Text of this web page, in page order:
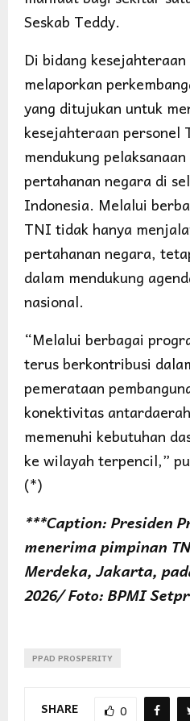
Seskab Teddy.
Di bidang
melaporkan
yang ditujukan untuk
kesejahteraan personel
mendukung
pertahanan negara di
Indonesia. Melalui
TNI tidak hanya
pertahanan negara,
dalam mendukung
nasional.
“Melalui berbagai
terus berkontribusi
pemerataan
konektivitas
memenuhi kebutuhan
ke wilayah terpencil,”
(*)
***Caption: Presiden
menerima pimpinan
Merdeka, Jakarta,
2026/ Foto: BPMI
PPAD PROSPERITY
SHARE 0